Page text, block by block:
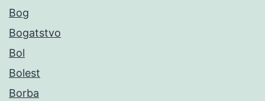
Bog
Bogatstvo
Bol
Bolest
Borba